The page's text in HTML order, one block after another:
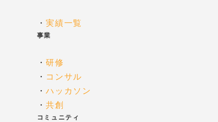
・実績一覧
事業
・研修
・ コンサル
・ハッカソン
・共創
コミュニティ